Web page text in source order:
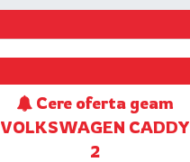
Cere oferta geam
VOLKSWAGEN CADDY
2